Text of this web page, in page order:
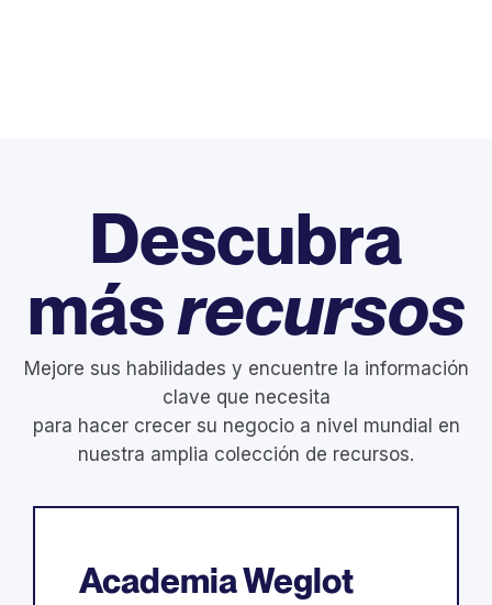
Descubra
másrecursos
Mejore sus habilidades y encuentre la información
clave que necesita
para hacer crecer su negocio a nivel mundial en
nuestra amplia colección de recursos.
Academia Weglot